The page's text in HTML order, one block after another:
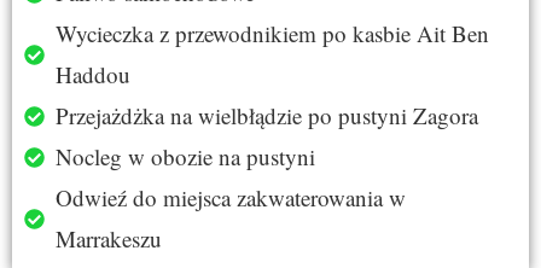
Wycieczka z przewodnikiem po kasbie Ait Ben
Haddou
Przejażdżka na wielbłądzie po pustyni Zagora
Nocleg w obozie na pustyni
Odwieź do miejsca zakwaterowania w
Marrakeszu